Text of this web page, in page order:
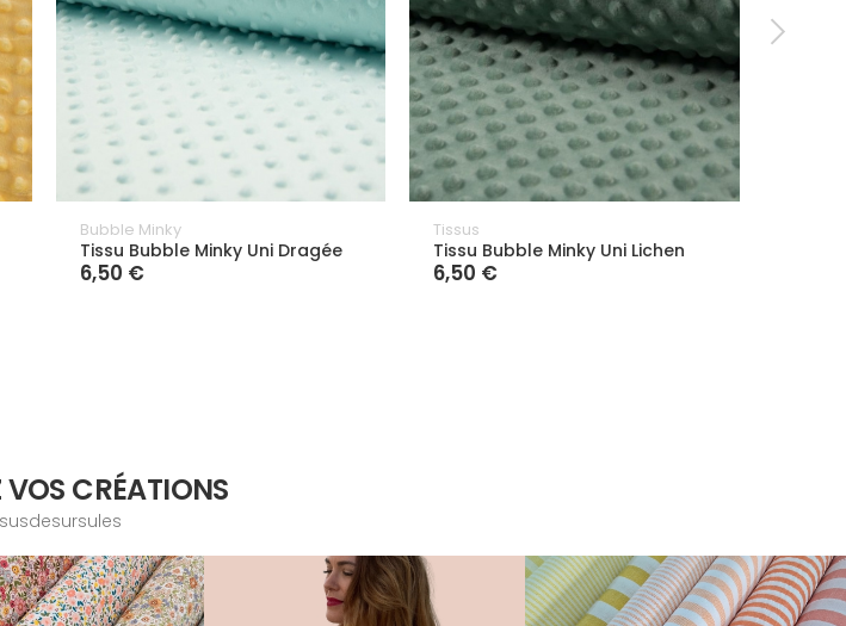
Bubble Minky
Tissu Bubble Minky Uni Dragée
6,50 €
Tissus
Tissu Bubble Minky Uni Lichen
6,50 €
VOS CRÉATIONS